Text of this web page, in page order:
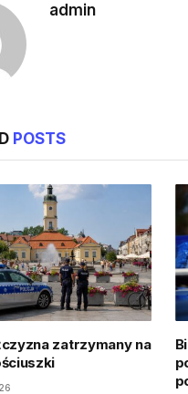
admin
POSTS
zatrzymany na